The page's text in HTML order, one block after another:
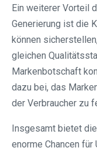
Ein weiterer Vorteil
Generierung ist die
können
gleichen
Markenbotschaft
dazu bei, das
der Verbraucher zu
Insgesamt bietet
enorme Chancen